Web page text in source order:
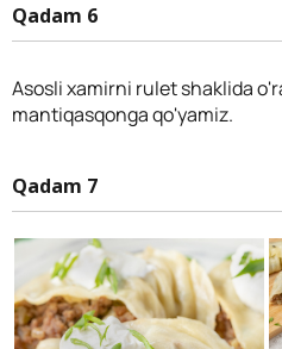
Qadam 6
Asosli xamirni rulet shaklida
mantiqasqonga qo'yamiz.
Qadam 7